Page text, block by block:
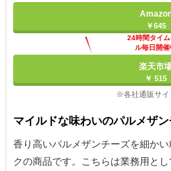
￥645
24時間タイ
ル毎日開催
楽天市
￥ 515
※各社通販サイ
マイルドな味わいのパルメザ
香り高いパルメザンチーズを細か
クの商品です。こちらは業務用と